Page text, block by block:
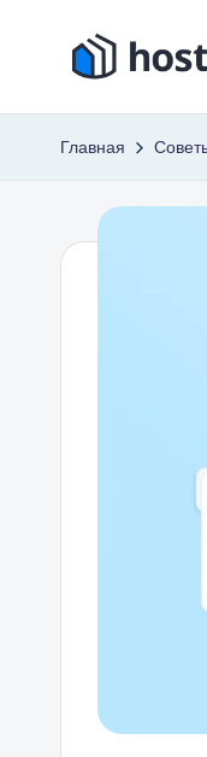
Перейти
Х
о
т
автопилот
отпуска
с
Главная